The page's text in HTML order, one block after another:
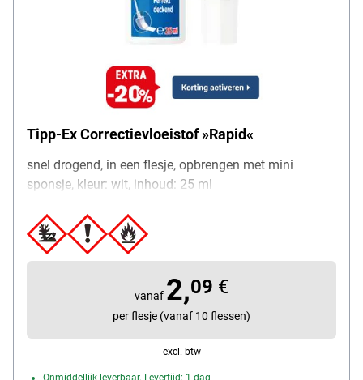
Tipp-Ex Correctievloeistof »Rapid«
snel drogend, in een flesje, opbrengen met mini
sponsje, kleur: wit, inhoud: 25 ml
vanaf 2,09 €
per flesje (vanaf 10 flessen)
excl. btw
Onmiddellijk leverbaar. Levertijd: 1 dag